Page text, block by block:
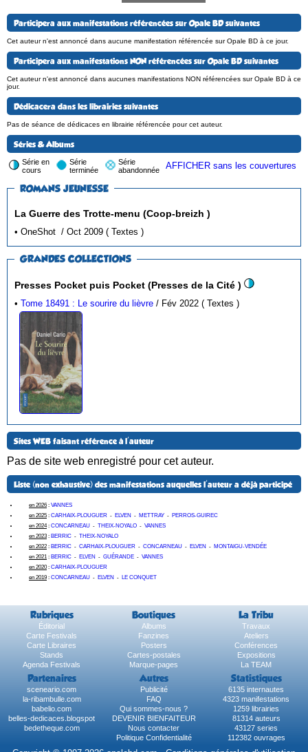
Participera aux manifestations référencées sur Opale BD suivantes
Cet auteur n'est annoncé dans aucune manifestation référencée sur Opale BD à ce jour.
Participera aux manifestations NON référencées sur Opale BD suivantes
Cet auteur n'est annoncé dans aucunes manifestations NON référencées sur Opale BD à ce
jour.
Dédicacera dans les librairies suivantes
Pas de séance de dédicaces en librairie référencée pour cet auteur.
Séries & Albums
Série en
cours
Série
terminée
Série
abandonnée
AFFICHER sans les couvertures
ROMANS JEUNESSE
La Guerre des Trotte-menu (Coop-breizh )
• OneShot / Oct 2009 ( Textes )
GRANDES COLLECTIONS
Presses Pocket puis Pocket (Presses de la Cité )
•Tome 18491 : Le sourire du lièvre / Fév 2022 ( Textes )
Sites WEB faisant référence à l'auteur
Pas de site web enregistré pour cet auteur.
Liste (non exhaustive) des manifestations auquelles l'auteur a déjà participé
en 2026 : VANNES
en 2025 : CARHAIX-PLOUGUER - ELVEN - METTRAY - PERROS-GUIREC
en 2024: CONCARNEAU - THEIX-NOYALO - VANNES
en 2023 : BERRIC - THEIX-NOYALO
en 2022 : BERRIC - CARHAIX-PLOUGUER - CONCARNEAU - ELVEN - MONTAIGU-VENDÉE
en 2021 : BERRIC - ELVEN - GUÉRANDE - VANNES
en 2020: CARHAIX-PLOUGUER
en 2019 : CONCARNEAU - ELVEN - LE CONQUET
Rubriques Boutiques La Tribu
Éditorial Albums
Travaux
Carte Festivals
Fanzines
Ateliers
Carte Libraires
Posters
Conférences
Stands
Cartes-postales
Expositions
Agenda Festivals
Marque-pages La TEAM
Partenaires Autres Statistiques
sceneario.com Publicité
6135 internautes
la-ribambulle.com
FAQ
4323 manifestations
babelio.com
Qui sommes-nous ?
1259 librairies
belles-dedicaces.blogspot
DEVENIR BIENFAITEUR
81314 auteurs
bedetheque.com
Nous contacter
43127 series
Politique Confidentialité
112382 ouvrages